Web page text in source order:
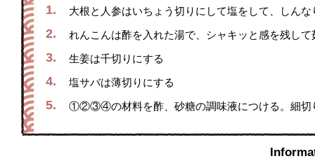
1. 大根と人参はいちょう切りにして塩をして、しんな
2. れんこんは酢を入れた湯で、シャキッと感を残して
3. 生姜は千切りにする
4. 塩サバは薄切りにする
5. ①②③④の材料を酢、砂糖の調味液につける。細切